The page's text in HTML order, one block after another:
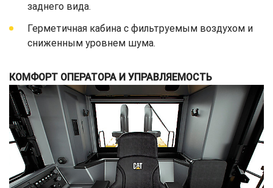
заднего вида.
Герметичная кабина с фильтруемым воздухом и
сниженным уровнем шума.
КОМФОРТ ОПЕРАТОРА И УПРАВЛЯЕМОСТЬ